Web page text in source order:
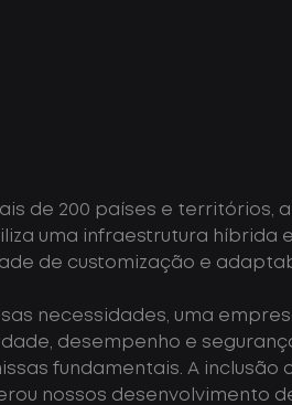
de 200 países e territórios,
uma infraestrutura híbrida
de customização e
necessidades, uma
desempenho e
fundamentais. A
nossos desenvolvimento